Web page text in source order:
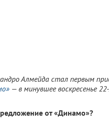
Алмейда стал первым
— в минувшее воскресенье
от «Динамо»?